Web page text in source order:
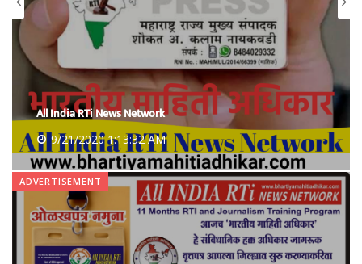
All India RTi News Network
9/21/2020 1:18:06 AM
ADVERTISEMENT